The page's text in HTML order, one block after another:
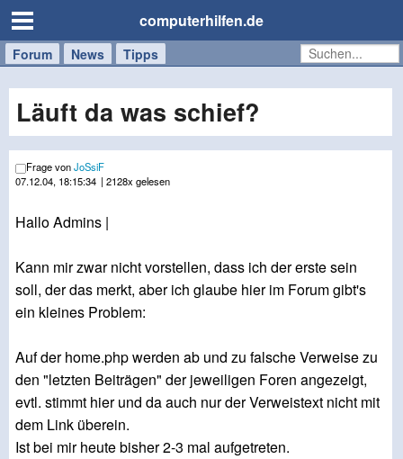
computerhilfen.de
Forum News Tipps
Handy
Tablet
Windows
Mac
Läuft da was schief?
Frage vonJoSsiF
07.12.04, 18:15:34 | 2128x gelesen
Hallo Admins |
Kann mir zwar nicht vorstellen, dass ich der erste sein
soll, der das merkt, aber ich glaube hier im Forum gibt's
ein kleines Problem:
Auf der home.php werden ab und zu falsche Verweise zu
den "letzten Beiträgen" der jeweiligen Foren angezeigt,
evtl. stimmt hier und da auch nur der Verweistext nicht mit
dem Link überein.
Ist bei mir heute bisher 2-3 mal aufgetreten.